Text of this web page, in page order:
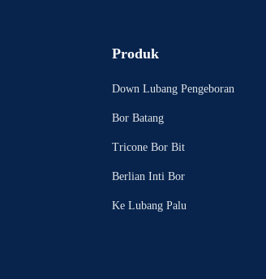
Produk
Down Lubang Pengeboran
Bor Batang
Tricone Bor Bit
Berlian Inti Bor
Ke Lubang Palu